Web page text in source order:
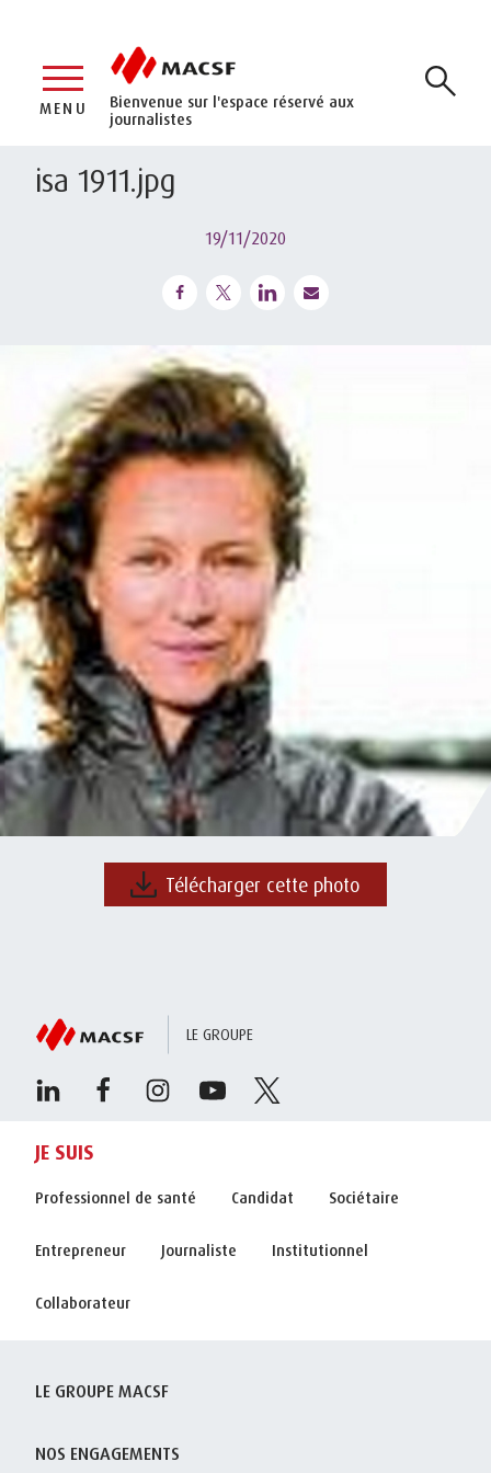
Bienvenue sur l'espace réservé aux
journalistes
MENU
isa 1911.jpg
19/11/2020
Télécharger cette photo
LE GROUPE
JE SUIS
Professionnel de santé Candidat Sociétaire
Entrepreneur Journaliste Institutionnel
Collaborateur
LE GROUPE MACSF
NOS ENGAGEMENTS